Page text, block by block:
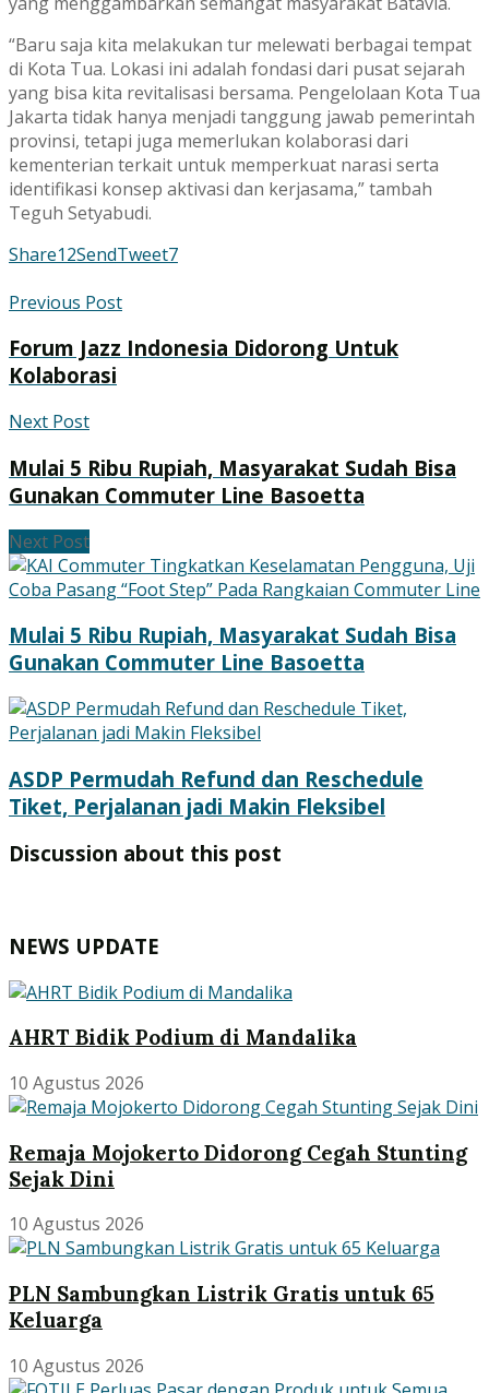
“Baru saja kita melakukan tur melewati berbagai tempat
di Kota Tua. Lokasi ini adalah fondasi dari pusat sejarah
yang bisa kita revitalisasi bersama. Pengelolaan Kota Tua
Jakarta tidak hanya menjadi tanggung jawab pemerintah
provinsi, tetapi juga memerlukan kolaborasi dari
kementerian terkait untuk memperkuat narasi serta
identifikasi konsep aktivasi dan kerjasama,” tambah
Teguh Setyabudi.
Share12SendTweet7
Previous Post
Forum Jazz Indonesia Didorong Untuk
Kolaborasi
Next Post
Mulai 5 Ribu Rupiah, Masyarakat Sudah Bisa
Gunakan Commuter Line Basoetta
Next Post
Mulai 5 Ribu Rupiah, Masyarakat Sudah Bisa
Gunakan Commuter Line Basoetta
ASDP Permudah Refund dan Reschedule
Tiket, Perjalanan jadi Makin Fleksibel
Discussion about this post
NEWS UPDATE
AHRT Bidik Podium di Mandalika
10 Agustus 2026
Remaja Mojokerto Didorong Cegah Stunting
Sejak Dini
10 Agustus 2026
PLN Sambungkan Listrik Gratis untuk 65
Keluarga
10 Agustus 2026